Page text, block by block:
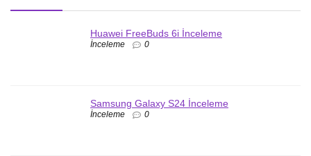
Huawei FreeBuds 6i İnceleme
İnceleme 0
Samsung Galaxy S24 İnceleme
İnceleme 0